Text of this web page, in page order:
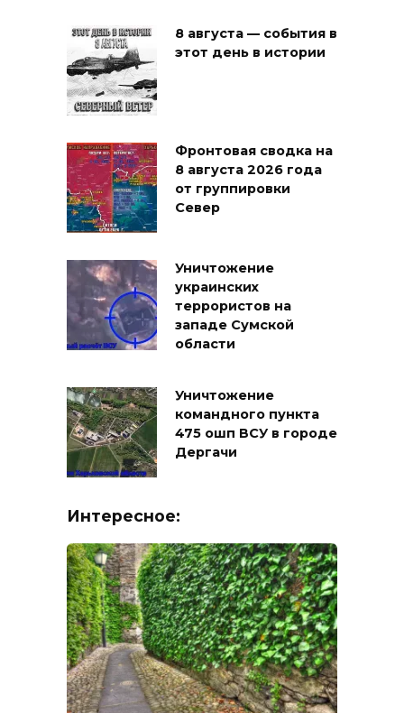
8 августа — события в
этот день в истории
Фронтовая сводка на
8 августа 2026 года
от группировки
Север
Уничтожение
украинских
террористов на
западе Сумской
области
Уничтожение
командного пункта
475 ошп ВСУ в городе
Дергачи
Интересное: